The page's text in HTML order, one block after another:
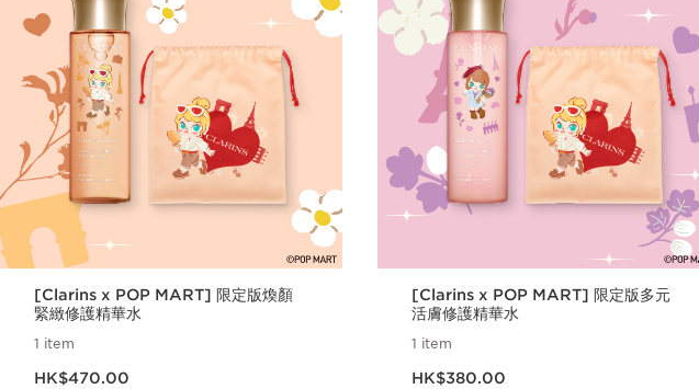
[Clarins x POP MART] 限定版煥顏
緊緻修護精華水
1 item
HK$470.00
[Clarins x POP MART] 限定版多元
活膚修護精華水
1 item
HK$380.00